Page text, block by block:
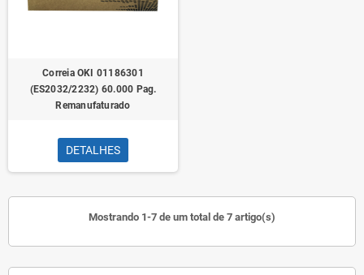
Correia OKI 01186301
(ES2032/2232) 60.000 Pag.
Remanufaturado
DETALHES
Mostrando 1-7 de um total de 7 artigo(s)